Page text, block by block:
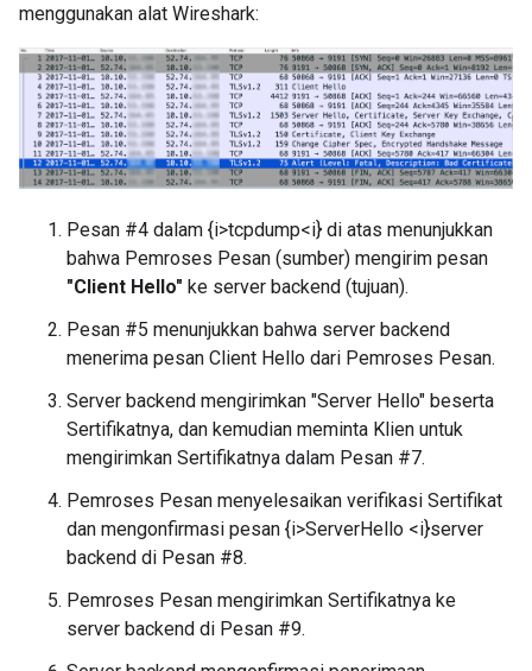
menggunakan alat Wireshark:
Pesan #4 dalam {i>tcpdump<i} di atas menunjukkan
bahwa Pemroses Pesan (sumber) mengirim pesan
"Client Hello" ke server backend (tujuan).
Pesan #5 menunjukkan bahwa server backend
menerima pesan Client Hello dari Pemroses Pesan.
Server backend mengirimkan "Server Hello" beserta
Sertifikatnya, dan kemudian meminta Klien untuk
mengirimkan Sertifikatnya dalam Pesan #7.
Pemroses Pesan menyelesaikan verifikasi Sertifikat
dan mengonfirmasi pesan {i>ServerHello <i}server
backend di Pesan #8.
Pemroses Pesan mengirimkan Sertifikatnya ke
server backend di Pesan #9.